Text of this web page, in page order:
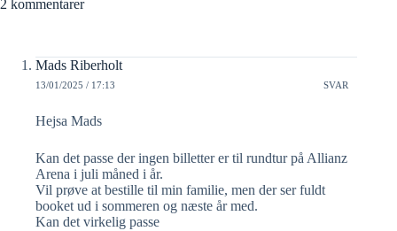
2 kommentarer
Mads Riberholt
13/01/2025 / 17:13 SVAR
Hejsa Mads
Kan det passe der ingen billetter er til rundtur på Allianz
Arena i juli måned i år.
Vil prøve at bestille til min familie, men der ser fuldt
booket ud i sommeren og næste år med.
Kan det virkelig passe